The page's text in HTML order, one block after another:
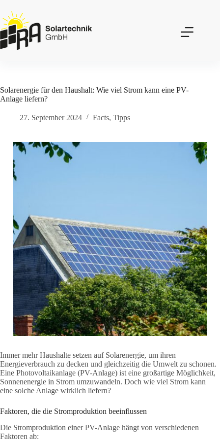
Inhalt
springen
Solarenergie für den Haushalt: Wie viel Strom kann eine PV-
Anlage liefern?
27. September 2024 Facts, Tipps
Immer mehr Haushalte setzen auf Solarenergie, um ihren
Energieverbrauch zu decken und gleichzeitig die Umwelt zu schonen.
Eine Photovoltaikanlage (PV-Anlage) ist eine großartige Möglichkeit,
Sonnenenergie in Strom umzuwandeln. Doch wie viel Strom kann
eine solche Anlage wirklich liefern?
Faktoren, die die Stromproduktion beeinflussen
Die Stromproduktion einer PV-Anlage hängt von verschiedenen
Faktoren ab: